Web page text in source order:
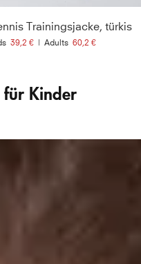
Trainingsjacke, türkis
39,2 € | Adults 60,2 €
Kinder